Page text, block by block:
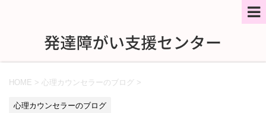
HOME > 心理カウンセラーのブログ >
心理カウンセラーのブログ